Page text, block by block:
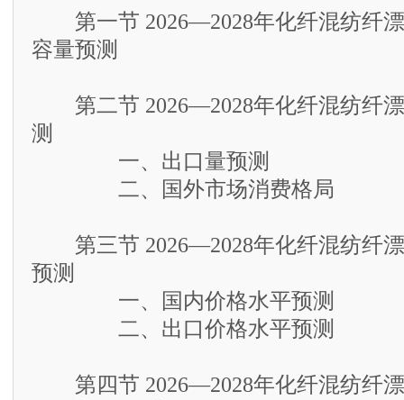
第一节 2026—2028年化纤混纺纤漂
容量预测
第二节 2026—2028年化纤混纺纤漂
测
一、出口量预测
二、国外市场消费格局
第三节 2026—2028年化纤混纺纤漂
预测
一、国内价格水平预测
二、出口价格水平预测
第四节 2026—2028年化纤混纺纤漂